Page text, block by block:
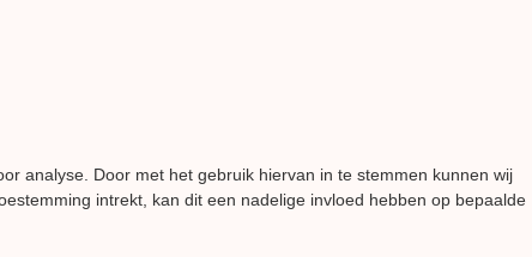
analyse. Door met het gebruik hiervan in te stemmen kunnen wij
intrekt, kan dit een nadelige invloed hebben op bepaalde